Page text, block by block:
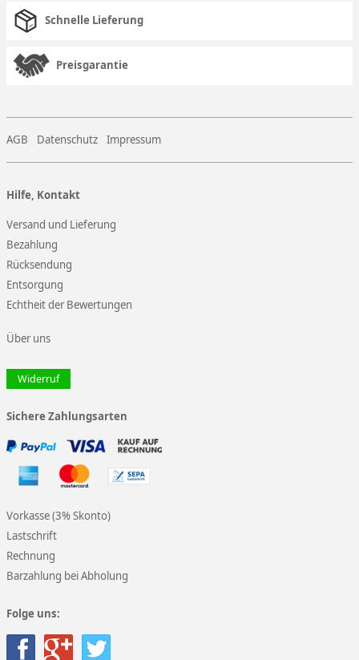
Schnelle Lieferung
Preisgarantie
AGB Datenschutz Impressum
Hilfe, Kontakt
Versand und Lieferung
Bezahlung
Rücksendung
Entsorgung
Echtheit der Bewertungen
Über uns
Widerruf
Sichere Zahlungsarten
Vorkasse (3% Skonto)
Lastschrift
Rechnung
Barzahlung bei Abholung
Folge uns: